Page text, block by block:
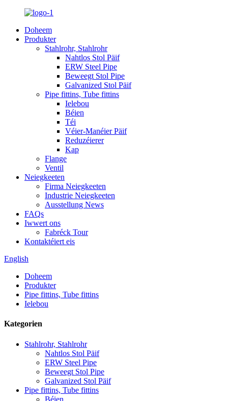
Doheem
Produkter
Stahlrohr, Stahlrohr
Nahtlos Stol Päif
ERW Steel Pipe
Beweegt Stol Pipe
Galvanized Stol Päif
Pipe fittins, Tube fittins
Ielebou
Béien
Téi
Véier-Manéier Päif
Reduzéierer
Kap
Flange
Ventil
Neiegkeeten
Firma Neiegkeeten
Industrie Neiegkeeten
Ausstellung News
FAQs
Iwwert ons
Fabréck Tour
Kontaktéiert eis
English
Doheem
Produkter
Pipe fittins, Tube fittins
Ielebou
Kategorien
Stahlrohr, Stahlrohr
Nahtlos Stol Päif
ERW Steel Pipe
Beweegt Stol Pipe
Galvanized Stol Päif
Pipe fittins, Tube fittins
Béien